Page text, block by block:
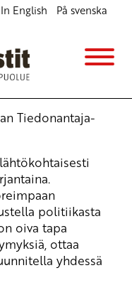
In English På svenska
Tiedonantaja-
politiikasta
oiva tapa
ottaa
yhdessä